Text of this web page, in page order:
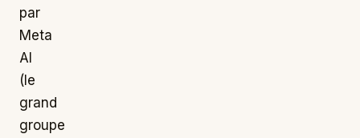
par
Meta
AI
(le
grand
groupe